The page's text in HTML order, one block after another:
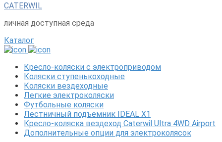
CATERWIL
личная доступная среда
Каталог
Кресло-коляски с электроприводом
Коляски ступенькоходные
Коляски вездеходные
Легкие электроколяски
Футбольные коляски
Лестничный подъемник IDEAL X1
Кресло-коляска вездеход Caterwil Ultra 4WD Airport
Дополнительные опции для электроколясок